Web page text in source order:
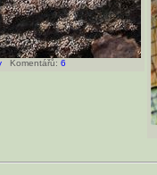
Komentářů: 6